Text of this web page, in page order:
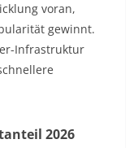
voran,
gewinnt.
Infrastruktur
2026